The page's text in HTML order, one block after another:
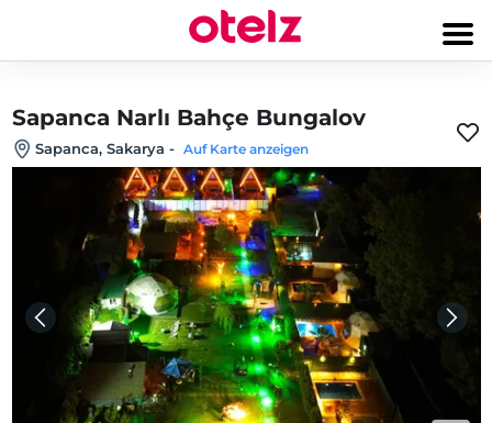
Sapanca Narlı Bahçe Bungalov
Sapanca, Sakarya - Auf Karte anzeigen